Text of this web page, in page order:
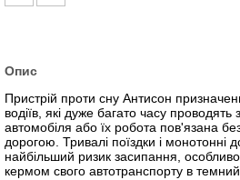
Опис
Пристрій проти сну Антисон
водіїв, які дуже багато часу
автомобіля або їх робота пов'язана
дорогою. Тривалі поїздки і монотонні
найбільший ризик засипання,
кермом свого автотранспорту в